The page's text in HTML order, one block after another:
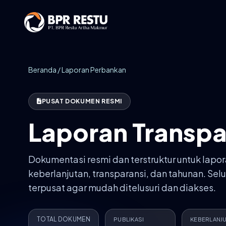
Beranda / Laporan Perbankan
PUSAT DOKUMEN RESMI
Laporan
Dokumentasi resmi dan terstruktur untuk
keberlanjutan, transparansi, dan tahunan.
terpusat agar mudah ditelusuri dan diakses.
TOTAL DOKUMEN PUBLIKASI